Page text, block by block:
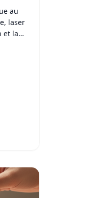
au
laser
et la